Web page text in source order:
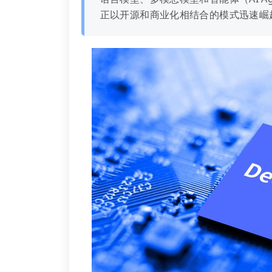
正以开源和商业化相结合的模式迅速崛